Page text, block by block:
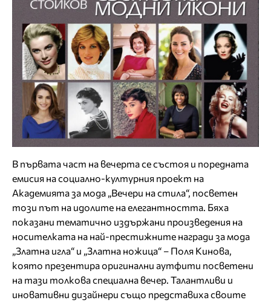
В първата част на вечерта се състоя и поредната
емисия на социално-културния проект на
Академията за мода „Вечери на стила“, посветен
този път на идолите на елегантността. Бяха
показани тематично издържани произведения на
носителката на най-престижните награди за мода
„Златна игла“ и „Златна ножица“ – Поля Кинова,
която презентира оригинални аутфити посветени
на тази толкова специална вечер. Талантливи и
иновативни дизайнери също представиха своите